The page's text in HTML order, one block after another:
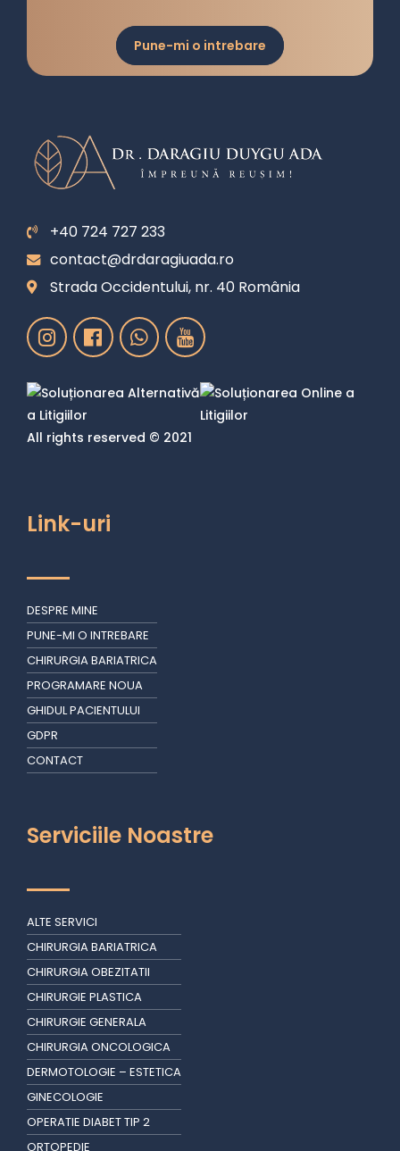
Pune-mi o intrebare
+40 724 727 233
contact@drdaragiuada.ro
Strada Occidentului, nr. 40 România
All rights reserved © 2021
Link-uri
DESPRE MINE
PUNE-MI O INTREBARE
CHIRURGIA BARIATRICA
PROGRAMARE NOUA
GHIDUL PACIENTULUI
GDPR
CONTACT
Serviciile Noastre
ALTE SERVICI
CHIRURGIA BARIATRICA
CHIRURGIA OBEZITATII
CHIRURGIE PLASTICA
CHIRURGIE GENERALA
CHIRURGIA ONCOLOGICA
DERMOTOLOGIE – ESTETICA
GINECOLOGIE
OPERATIE DIABET TIP 2
ORTOPEDIE